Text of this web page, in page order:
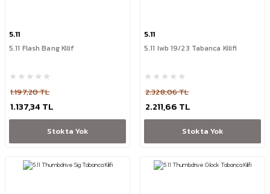
5.11
5.11 Flash Bang Kilif
1.197,20 TL
1.137,34 TL
Stokta Yok
5.11
5.11 Iwb 19/23 Tabanca Kilifi
2.328,06 TL
2.211,66 TL
Stokta Yok